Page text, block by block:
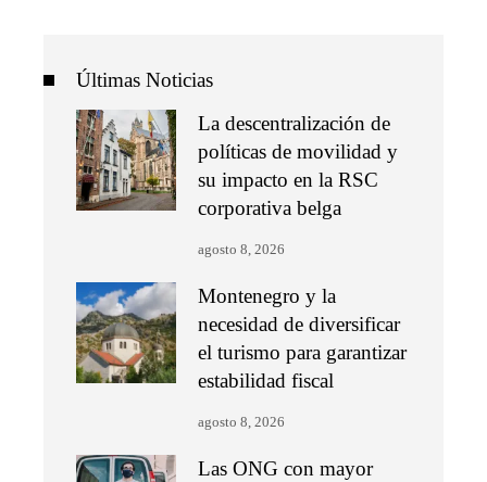
Últimas Noticias
La descentralización de
políticas de movilidad y
su impacto en la RSC
corporativa belga
agosto 8, 2026
Montenegro y la
necesidad de diversificar
el turismo para garantizar
estabilidad fiscal
agosto 8, 2026
Las ONG con mayor